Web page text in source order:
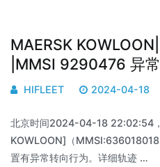
MAERSK
|MMSI 9290476 异
HIFLEET 2024-04-18
北京时间2024-04-18 22:02:54
KOWLOON]（
置有异常转向行为。详细轨迹 …